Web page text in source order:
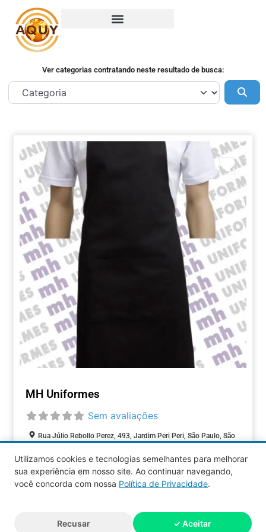
Ver categorias contratando neste resultado de busca:
MH Uniformes
Sem avaliações
Rua Júlio Rebollo Perez, 493, Jardim Peri Peri, São Paulo, São
COMÉRCIOS
reservados.
Utilizamos cookies e tecnologias semelhantes para melhorar
sua experiência em nosso site. Ao continuar navegando,
você concorda com nossa Política de Privacidade.
Recusar ✓ Aceitar